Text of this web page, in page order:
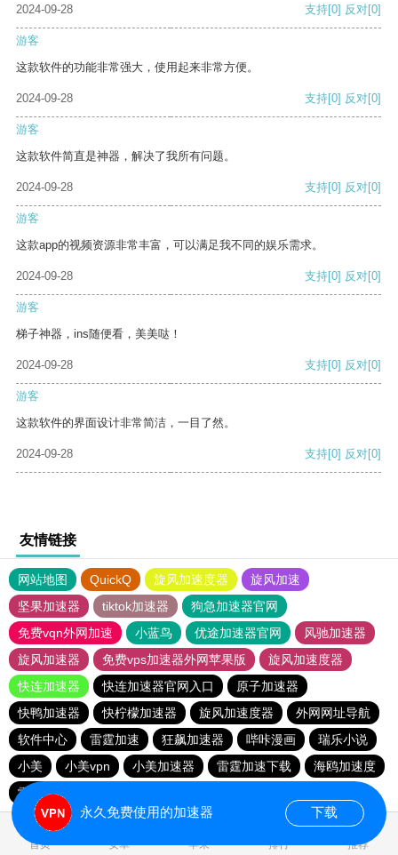
2024-09-28
支持[0] 反对[0]
游客
这款软件的功能非常强大，使用起来非常方便。
2024-09-28 支持[0] 反对[0]
游客
这款软件简直是神器，解决了我所有问题。
2024-09-28 支持[0] 反对[0]
游客
这款app的视频资源非常丰富，可以满足我不同的娱乐需求。
2024-09-28 支持[0] 反对[0]
游客
梯子神器，ins随便看，美美哒！
2024-09-28 支持[0] 反对[0]
游客
这款软件的界面设计非常简洁，一目了然。
2024-09-28 支持[0] 反对[0]
友情链接
网站地图 QuickQ 旋风加速度器
旋风加速
坚果加速器
tiktok加速器
狗急加速器官网
免费vqn外网加速
小蓝鸟 优途加速器官网
风驰加速器
旋风加速器
免费vps加速器外网苹果版
旋风加速度器
快连加速器
快连加速器官网入口
原子加速器
快鸭加速器
快柠檬加速器 旋风加速度器
外网网址导航
软件中心
雷霆加速 狂飙加速器 哔咔漫画
瑞乐小说
小美
小美vpn 小美加速器 雷霆加速下载
海鸥加速度
雷霆加速版ins
首页 安卓 苹果 排行 推荐
永久免费使用的加速器 下载
0.020697s